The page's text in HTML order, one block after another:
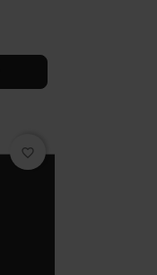
favorite_border